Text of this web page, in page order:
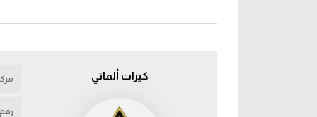
كيرات ألماتي
رقم